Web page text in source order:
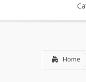
Home